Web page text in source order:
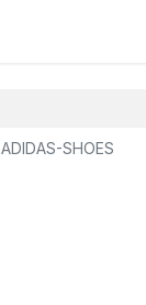
ADIDAS-SHOES